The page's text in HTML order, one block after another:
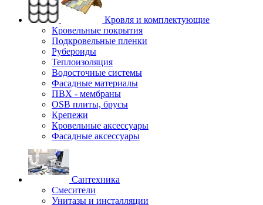
Кровля и комплектующие
Кровельные покрытия
Подкровельные пленки
Рубероиды
Теплоизоляция
Водосточные системы
Фасадные материалы
ПВХ - мембраны
OSB плиты, брусы
Крепежи
Кровельные аксессуары
Фасадные аксессуары
Сантехника
Смесители
Унитазы и инсталляции